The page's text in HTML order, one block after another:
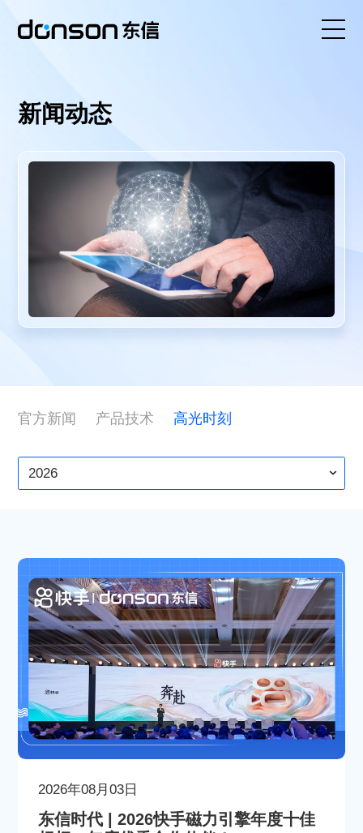
关于东信
联系东信
新闻动态
官方新闻 产品技术 高光时刻
2026
2026年08月03日
东信时代 | 2026快手磁力引擎年度十佳